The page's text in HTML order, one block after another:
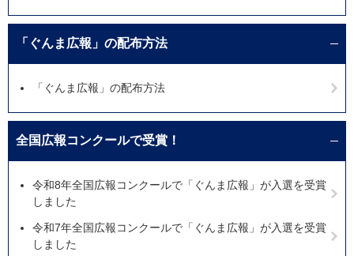
「ぐんま広報」の配布方法
「ぐんま広報」の配布方法
全国広報コンクールで受賞！
令和8年全国広報コンクールで「ぐんま広報」が入選を受賞
しました
令和7年全国広報コンクールで「ぐんま広報」が入選を受賞
しました